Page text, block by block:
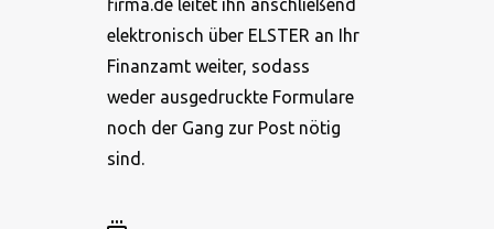
firma.de leitet ihn anschließend
elektronisch über ELSTER an Ihr
Finanzamt weiter, sodass
weder ausgedruckte Formulare
noch der Gang zur Post nötig
sind.